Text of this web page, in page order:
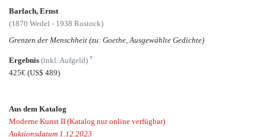
Barlach, Ernst
(1870 Wedel - 1938 Rostock)
Grenzen der Menschheit (zu: Goethe, Ausgewählte Gedichte)
Ergebnis (inkl. Aufgeld) *
425€ (US$ 489)
Aus dem Katalog
Moderne Kunst II (Katalog nur online verfügbar)
Auktionsdatum 1.12.2023